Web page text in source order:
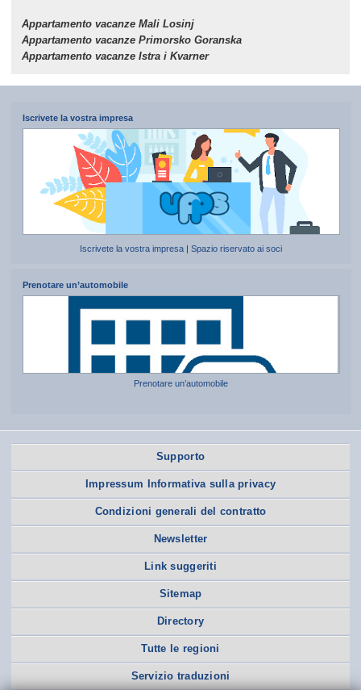
Appartamento vacanze Mali Losinj
Appartamento vacanze Primorsko Goranska
Appartamento vacanze Istra i Kvarner
Iscrivete la vostra impresa
Iscrivete la vostra impresa |Spazio riservato ai soci
Prenotare un’automobile
Prenotare un’automobile
Supporto
Impressum Informativa sulla privacy
Condizioni generali del contratto
Newsletter
Link suggeriti
Sitemap
Directory
Tutte le regioni
Servizio traduzioni